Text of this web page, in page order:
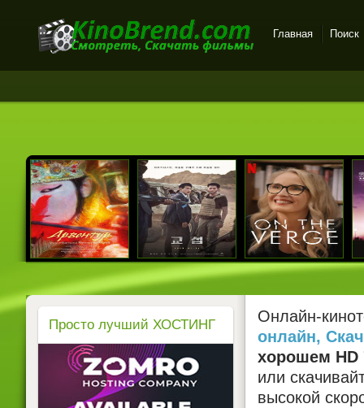
бесплатный просмотр
Главная Поиск
Онлайн-
онлайн,
хорошем HD
или
высокой
Просто лучший ХОСТИНГ